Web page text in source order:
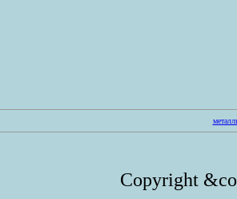
Copyright